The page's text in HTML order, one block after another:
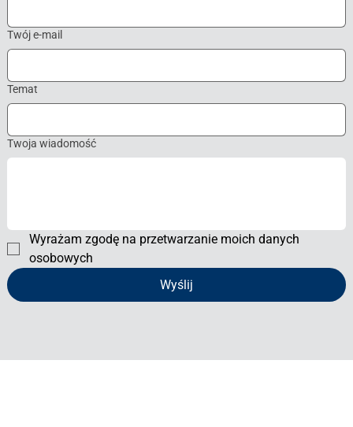
Twój e-mail
Temat
Twoja wiadomość
Wyrażam zgodę na przetwarzanie moich danych
osobowych
Wyślij